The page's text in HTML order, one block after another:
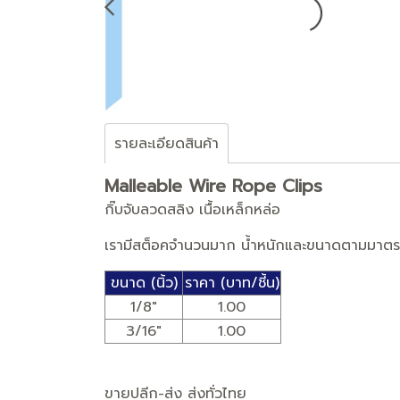
รายละเอียดสินค้า
Malleable Wire Rope Clips
กิ๊บจับลวดสลิง เนื้อเหล็กหล่อ
เรามีสต็อคจำนวนมาก น้ำหนักและขนาดตามมาต
ขนาด (นิ้ว) ราคา (บาท/ชี้น)
1/8"
1.00
3/16"
1.00
ขายปลีก-ส่ง ส่งทั่วไทย